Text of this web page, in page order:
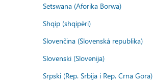
Setswana (Aforika Borwa)
Shqip (shqipëri)
Slovenčina (Slovenská republika)
Slovenski (Slovenija)
Srpski (Rep. Srbija i Rep. Crna Gora)